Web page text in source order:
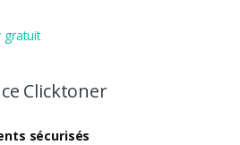
gratuit
Clicktoner
sécurisés